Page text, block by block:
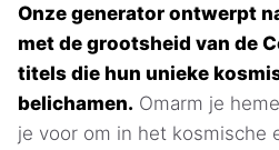
Onze generator ontwerpt
met de grootsheid van de
titels die hun unieke
belichamen. Omarm je
je voor om in het kosmische